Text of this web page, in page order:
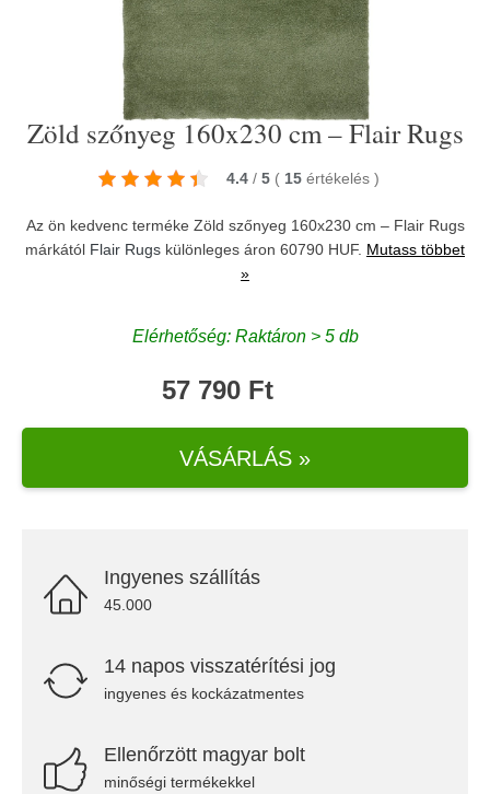
Zöld szőnyeg 160x230 cm – Flair Rugs
4.4 / 5 ( 15 értékelés )
Az ön kedvenc terméke Zöld szőnyeg 160x230 cm – Flair Rugs
márkától Flair Rugs különleges áron 60790 HUF. Mutass többet
»
Elérhetőség: Raktáron > 5 db
57 790 Ft
VÁSÁRLÁS »
Ingyenes szállítás
45.000
14 napos visszatérítési jog
ingyenes és kockázatmentes
Ellenőrzött magyar bolt
minőségi termékekkel